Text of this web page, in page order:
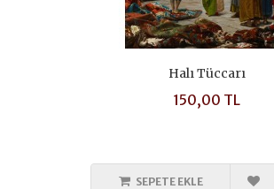
Halı Tüccarı
150,00 TL
SEPETE EKLE